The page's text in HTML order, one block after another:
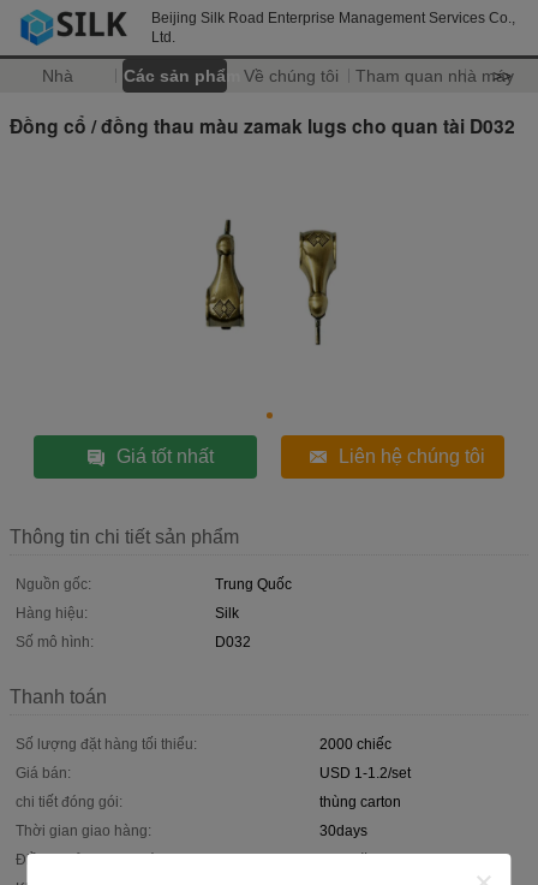
Beijing Silk Road Enterprise Management Services Co.,
Ltd.
Nhà Các sản phẩm Về chúng tôi Tham quan nhà máy
>>
Đồng cổ / đồng thau màu zamak lugs cho quan tài D032
Giá tốt nhất Liên hệ chúng tôi
Thông tin chi tiết sản phẩm
Nguồn gốc:
Trung Quốc
Hàng hiệu:
Silk
Số mô hình:
D032
Thanh toán
Số lượng đặt hàng tối thiểu:
2000 chiếc
Giá bán:
USD 1-1.2/set
chi tiết đóng gói:
thùng carton
Thời gian giao hàng:
30days
Điều khoản thanh toán:
T/T hoặc L/C